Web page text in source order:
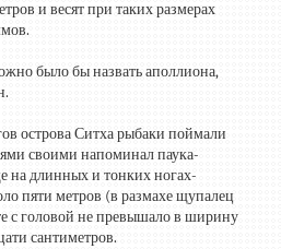
и весят при таких размерах
было бы назвать аполлиона,
острова Ситха рыбаки поймали
своими напоминал паука-
на длинных и тонких ногах-
пяти метров (в размахе щупалец
с головой не превышало в ширину
сантиметров.